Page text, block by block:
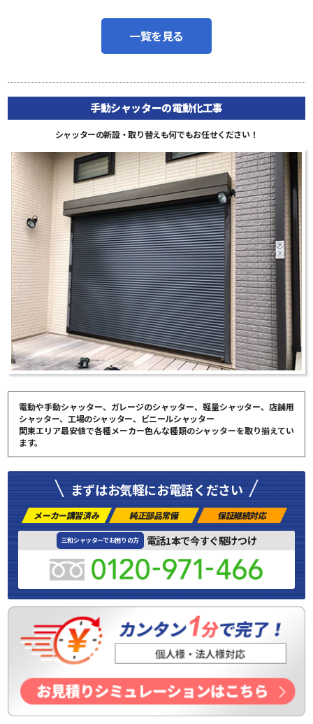
一覧を見る
手動シャッターの電動化工事
シャッターの新設・取り替えも何でもお任せください！
電動や手動シャッター、ガレージのシャッター、軽量シャッター、店舗用
シャッター、工場のシャッター、ビニールシャッター
関東エリア最安値で各種メーカー色んな種類のシャッターを取り揃えてい
ます。
まずはお気軽にお電話ください
メーカー講習済み 純正部品常備 保証継続対応
三和シャッターでお困りの方 電話1本で今すぐ駆けつけ